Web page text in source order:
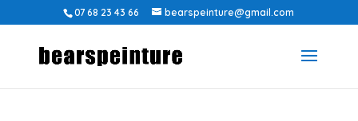
07 68 23 43 66 bearspeinture@gmail.com